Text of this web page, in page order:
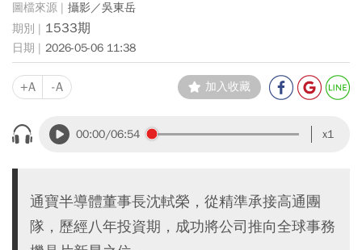
攝影／吳東岳
1533期
2026-05-06 11:38
+A -A 加入收藏
00:00/06:54 x1
通寶半導體董事長沈軾榮，從精準承接高通團
隊，歷經八年投資期，成功將公司推向全球事務